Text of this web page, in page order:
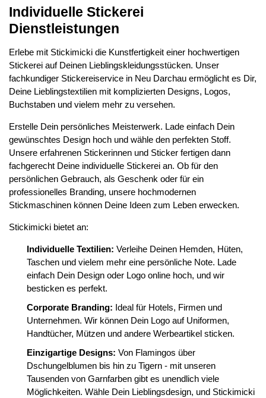
Individuelle Stickerei
Dienstleistungen
Erlebe mit Stickimicki die Kunstfertigkeit einer hochwertigen
Stickerei auf Deinen Lieblingskleidungsstücken. Unser
fachkundiger Stickereiservice in Neu Darchau ermöglicht es Dir,
Deine Lieblingstextilien mit komplizierten Designs, Logos,
Buchstaben und vielem mehr zu versehen.
Erstelle Dein persönliches Meisterwerk. Lade einfach Dein
gewünschtes Design hoch und wähle den perfekten Stoff.
Unsere erfahrenen Stickerinnen und Sticker fertigen dann
fachgerecht Deine individuelle Stickerei an. Ob für den
persönlichen Gebrauch, als Geschenk oder für ein
professionelles Branding, unsere hochmodernen
Stickmaschinen können Deine Ideen zum Leben erwecken.
Stickimicki bietet an:
Individuelle Textilien: Verleihe Deinen Hemden, Hüten,
Taschen und vielem mehr eine persönliche Note. Lade
einfach Dein Design oder Logo online hoch, und wir
besticken es perfekt.
Corporate Branding: Ideal für Hotels, Firmen und
Unternehmen. Wir können Dein Logo auf Uniformen,
Handtücher, Mützen und andere Werbeartikel sticken.
Einzigartige Designs: Von Flamingos über
Dschungelblumen bis hin zu Tigern - mit unseren
Tausenden von Garnfarben gibt es unendlich viele
Möglichkeiten. Wähle Dein Lieblingsdesign, und Stickimicki